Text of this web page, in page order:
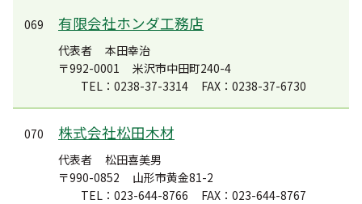
069 有限会社ホンダ工務店
代表者
本田幸治
〒992-0001
米沢市中田町240-4
TEL：0238-37-3314
FAX：0238-37-6730
070 株式会社松田木材
代表者
松田喜美男
〒990-0852
山形市黄金81-2
TEL：023-644-8766
FAX：023-644-8767